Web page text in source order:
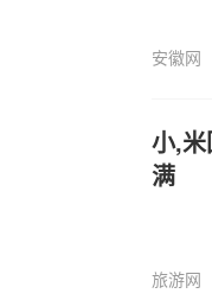
安徽网
小,
满
旅游网